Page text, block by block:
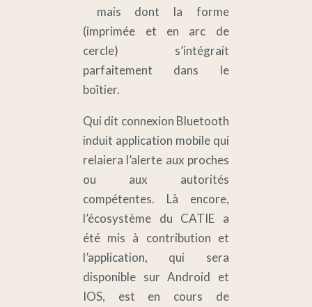
mais dont la forme
(imprimée et en arc de
cercle) s’intégrait
parfaitement dans le
boîtier.
Qui dit connexion Bluetooth
induit application mobile qui
relaiera l’alerte aux proches
ou aux autorités
compétentes. Là encore,
l’écosystème du CATIE a
été mis à contribution et
l’application, qui sera
disponible sur Android et
IOS, est en cours de